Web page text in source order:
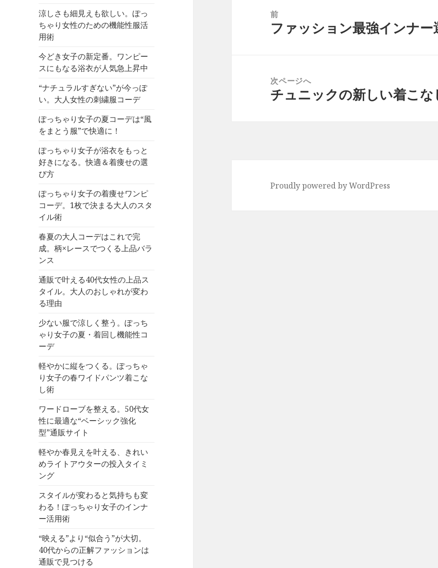
涼しさも細見えも欲しい。ぽっ
ちゃり女性のための機能性服活
用術
今どき女子の新定番。ワンピー
スにもなる浴衣が人気急上昇中
“ナチュラルすぎない”が今っぽ
い。大人女性の刺繍服コーデ
ぽっちゃり女子の夏コーデは“風
をまとう服”で快適に！
ぽっちゃり女子が浴衣をもっと
好きになる。快適＆着痩せの選
び方
ぽっちゃり女子の着痩せワンピ
コーデ。1枚で決まる大人のスタ
イル術
春夏の大人コーデはこれで完
成。柄×レースでつくる上品バラ
ンス
通販で叶える40代女性の上品ス
タイル。大人のおしゃれが変わ
る理由
少ない服で涼しく整う。ぽっち
ゃり女子の夏・着回し機能性コ
ーデ
軽やかに縦をつくる。ぽっちゃ
り女子の春ワイドパンツ着こな
し術
ワードローブを整える。50代女
性に最適な“ベーシック強化
型”通販サイト
軽やか春見えを叶える、きれい
めライトアウターの投入タイミ
ング
スタイルが変わると気持ちも変
わる！ぽっちゃり女子のインナ
ー活用術
“映える”より“似合う”が大切。
40代からの正解ファッションは
通販で見つける
前
前
ファッション最強インナー
次ページへ
次
チュニックの新しい着こな
Proudly powered by WordPress